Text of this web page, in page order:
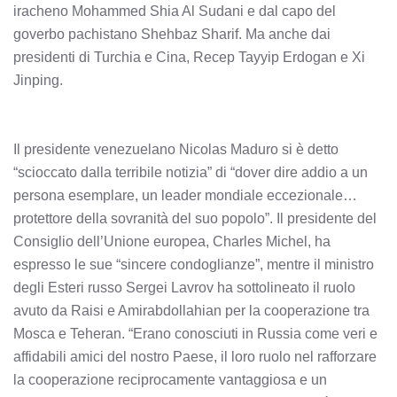
iracheno Mohammed Shia Al Sudani e dal capo del
goverbo pachistano Shehbaz Sharif. Ma anche dai
presidenti di Turchia e Cina, Recep Tayyip Erdogan e Xi
Jinping.
Il presidente venezuelano Nicolas Maduro si è detto
“scioccato dalla terribile notizia” di “dover dire addio a un
persona esemplare, un leader mondiale eccezionale…
protettore della sovranità del suo popolo”. Il presidente del
Consiglio dell’Unione europea, Charles Michel, ha
espresso le sue “sincere condoglianze”, mentre il ministro
degli Esteri russo Sergei Lavrov ha sottolineato il ruolo
avuto da Raisi e Amirabdollahian per la cooperazione tra
Mosca e Teheran. “Erano conosciuti in Russia come veri e
affidabili amici del nostro Paese, il loro ruolo nel rafforzare
la cooperazione reciprocamente vantaggiosa e un